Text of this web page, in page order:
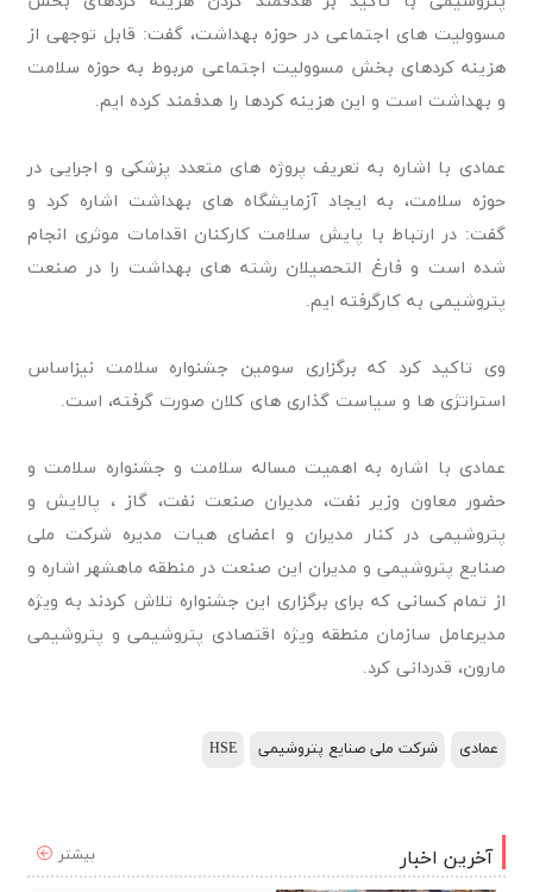
مسوولیت های اجتماعی در حوزه بهداشت، گفت: قابل توجهی از
هزینه کردهای بخش مسوولیت اجتماعی مربوط به حوزه سلامت
و بهداشت است و این هزینه کردها را هدفمند کرده ایم.
عمادی با اشاره به تعریف پروژه های متعدد پزشکی و اجرایی در
حوزه سلامت، به ایجاد آزمایشگاه های بهداشت اشاره کرد و
گفت: در ارتباط با پایش سلامت کارکنان اقدامات موثری انجام
شده است و فارغ التحصیلان رشته های بهداشت را در صنعت
پتروشیمی به کارگرفته ایم.
وی تاکید کرد که برگزاری سومین جشنواره سلامت نیزاساس
استراتژی ها و سیاست گذاری های کلان صورت گرفته، است.
عمادی با اشاره به اهمیت مساله سلامت و جشنواره سلامت و
حضور معاون وزیر نفت، مدیران صنعت نفت، گاز ، پالایش و
پتروشیمی در کنار مدیران و اعضای هیات مدیره شرکت ملی
صنایع پتروشیمی و مدیران این صنعت در منطقه ماهشهر اشاره و
از تمام کسانی که برای برگزاری این جشنواره تلاش کردند به ویژه
مدیرعامل سازمان منطقه ویژه اقتصادی پتروشیمی و پتروشیمی
مارون، قدردانی کرد.
عمادی شرکت ملی صنایع پتروشیمی HSE
بیشتر آخرین اخبار